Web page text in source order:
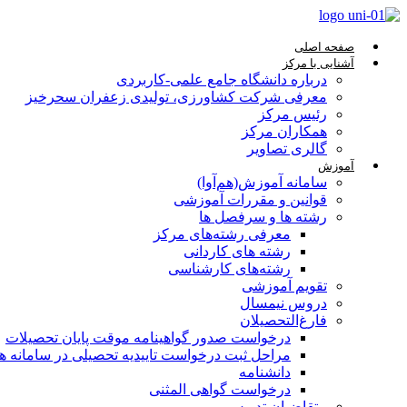
صفحه اصلی
آشنایی با مرکز
درباره دانشگاه جامع علمی-کاربردی
معرفی شرکت کشاورزی، تولیدی زعفران سحرخیز
رئیس مرکز
همکاران مرکز
گالری تصاویر
آموزش
سامانه آموزش(هم‌آوا)
قوانین و مقررات آموزشی
رشته ها و سرفصل ها
معرفی رشته‌های مرکز
رشته های کاردانی
رشته‌های کارشناسی
تقویم آموزشی
دروس نیمسال
فارغ‌التحصیلان
درخواست صدور گواهینامه موقت پایان تحصیلات
مراحل ثبت درخواست تاییدیه تحصیلی در سامانه
دانشنامه
درخواست گواهی المثنی